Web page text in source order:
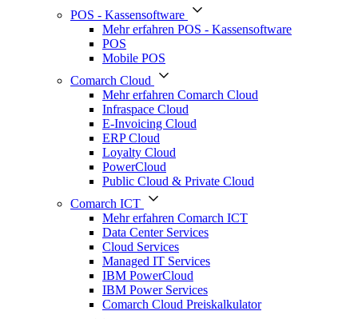
POS - Kassensoftware
Mehr erfahren POS - Kassensoftware
POS
Mobile POS
Comarch Cloud
Mehr erfahren Comarch Cloud
Infraspace Cloud
E-Invoicing Cloud
ERP Cloud
Loyalty Cloud
PowerCloud
Public Cloud & Private Cloud
Comarch ICT
Mehr erfahren Comarch ICT
Data Center Services
Cloud Services
Managed IT Services
IBM PowerCloud
IBM Power Services
Comarch Cloud Preiskalkulator